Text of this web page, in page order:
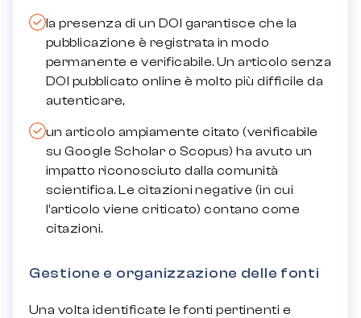
la presenza di un DOI garantisce che la
pubblicazione è registrata in modo
permanente e verificabile. Un articolo senza
DOI pubblicato online è molto più difficile da
autenticare,
un articolo ampiamente citato (verificabile
su Google Scholar o Scopus) ha avuto un
impatto riconosciuto dalla comunità
scientifica. Le citazioni negative (in cui
l’articolo viene criticato) contano come
citazioni.
Gestione e organizzazione delle fonti
Una volta identificate le fonti pertinenti e